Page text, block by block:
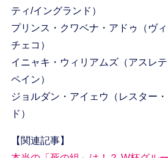
ティ/イングランド）
プリンス・クワベナ・アドゥ（ヴ
チェコ）
イニャキ・ウィリアムズ（アスレ
ペイン）
ジョルダン・アイェウ（レスター
ド）
【関連記事】